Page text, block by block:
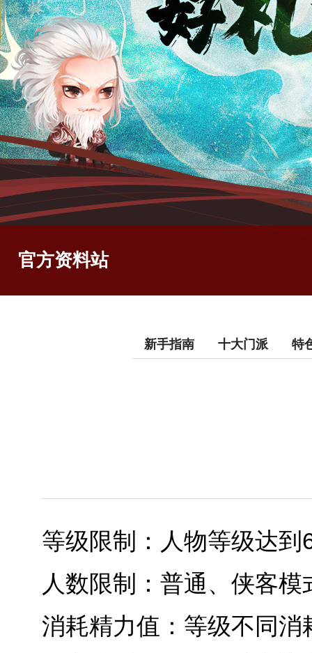
官方资料站
新手指南 十大门派 特
等级限制：人物等级达到
人数限制：普通、侠客
消耗精力值：等级不同消